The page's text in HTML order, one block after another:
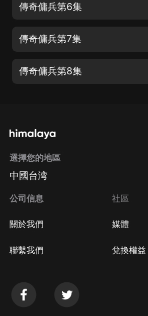
傳奇傭兵第6集
傳奇傭兵第7集
傳奇傭兵第8集
選擇您的地區
中國台湾
公司信息
關於我們
聯繫我們
社區
媒體
兌換權益